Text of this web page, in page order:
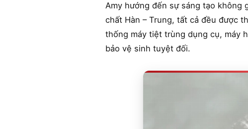
Amy hướng đến sự sáng tạo không
chất Hàn – Trung, tất cả đều được
thống máy tiệt trùng dụng cụ, máy
bảo vệ sinh tuyệt đối.